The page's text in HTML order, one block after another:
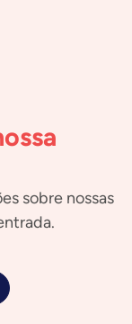
sobre nossas